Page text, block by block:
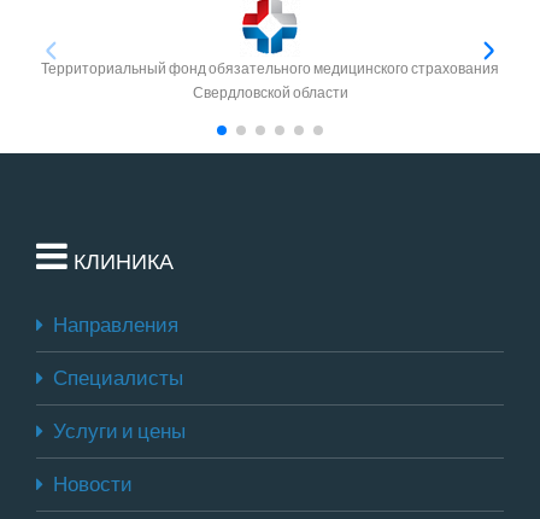
Территориальный фонд обязательного медицинского страхования
Свердловской области
КЛИНИКА
Направления
Специалисты
Услуги и цены
Новости